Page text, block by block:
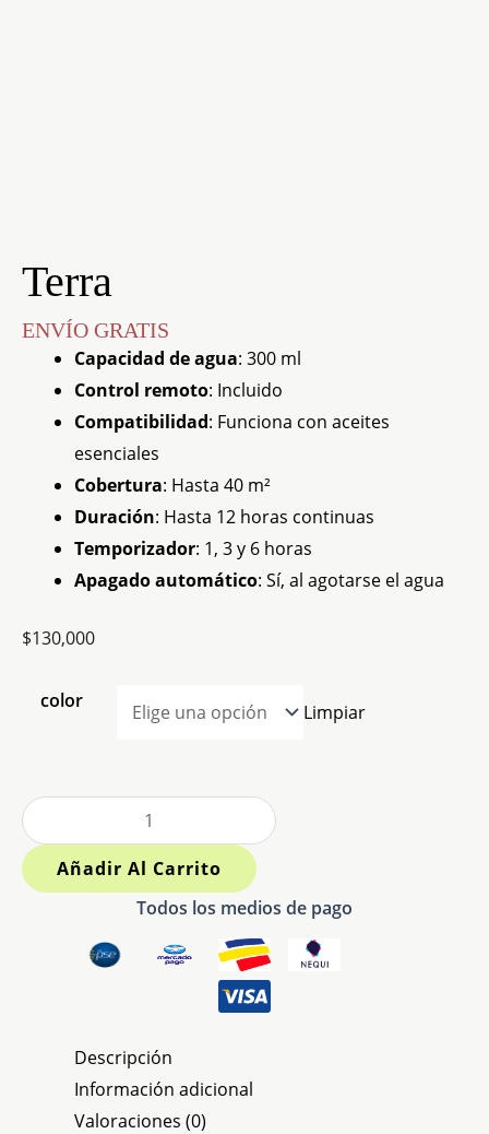
Terra
ENVÍO GRATIS
Capacidad de agua: 300 ml
Control remoto: Incluido
Compatibilidad: Funciona con aceites
esenciales
Cobertura: Hasta 40 m²
Duración: Hasta 12 horas continuas
Temporizador: 1, 3 y 6 horas
Apagado automático: Sí, al agotarse el agua
$130,000
color Limpiar
Añadir Al Carrito
Todos los medios de pago
Descripción
Información adicional
Valoraciones (0)